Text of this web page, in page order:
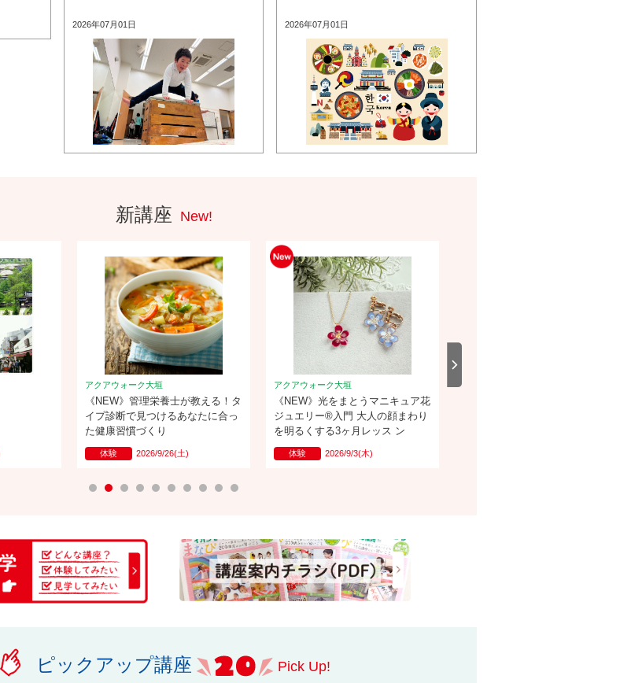
2026年07月01日 2026年07月01日
新講座 New!
アクアウォーク大垣
《NEW》管理栄養士が教える！タ
イプ診断で見つけるあなたに合っ
た健康習慣づくり
体験 2026/9/26(土)
アクアウォーク大垣
《NEW》光をまとうマニキュア花
ジュエリー®入門 大人の顔まわり
を明るくする3ヶ月レッス ン
体験 2026/9/3(木)
ピックアップ講座 Pick Up!